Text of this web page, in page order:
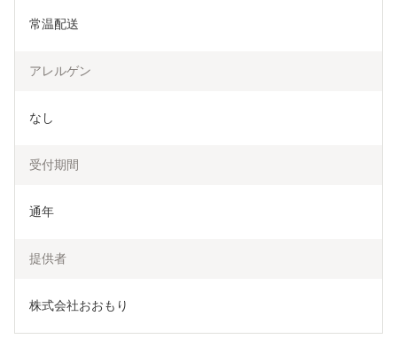
常温配送
アレルゲン
なし
受付期間
通年
提供者
株式会社おおもり